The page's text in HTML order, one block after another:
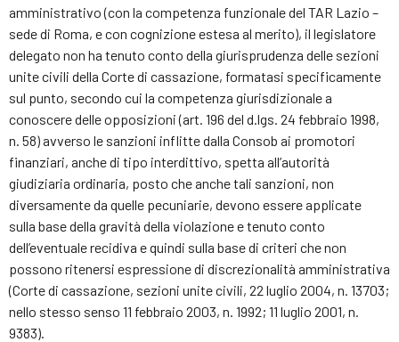
amministrativo (con la competenza funzionale del TAR Lazio –
sede di Roma, e con cognizione estesa al merito), il legislatore
delegato non ha tenuto conto della giurisprudenza delle sezioni
unite civili della Corte di cassazione, formatasi specificamente
sul punto, secondo cui la competenza giurisdizionale a
conoscere delle opposizioni (art. 196 del d.lgs. 24 febbraio 1998,
n. 58) avverso le sanzioni inflitte dalla Consob ai promotori
finanziari, anche di tipo interdittivo, spetta all’autorità
giudiziaria ordinaria, posto che anche tali sanzioni, non
diversamente da quelle pecuniarie, devono essere applicate
sulla base della gravità della violazione e tenuto conto
dell’eventuale recidiva e quindi sulla base di criteri che non
possono ritenersi espressione di discrezionalità amministrativa
(Corte di cassazione, sezioni unite civili, 22 luglio 2004, n. 13703;
nello stesso senso 11 febbraio 2003, n. 1992; 11 luglio 2001, n.
9383).